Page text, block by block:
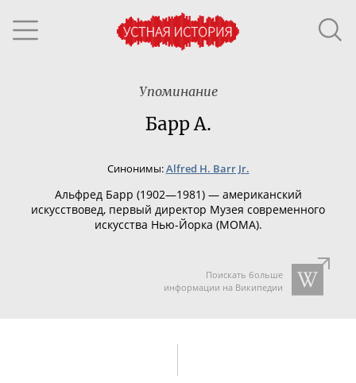
Упоминание
Барр А.
Синонимы:Alfred H. Barr Jr.
Альфред Барр (1902—1981) — американский
искусствовед, первый директор Музея современного
искусства Нью-Йорка (MOMA).
Поискать больше
информации на Википедии